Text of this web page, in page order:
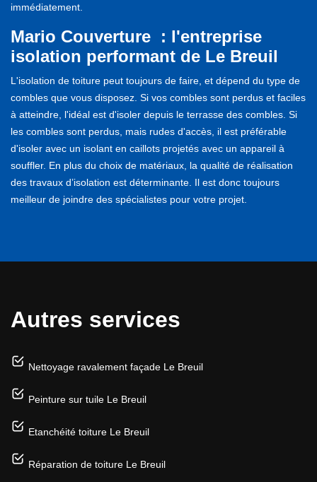
immédiatement.
Mario Couverture : l'entreprise
isolation performant de Le Breuil
L'isolation de toiture peut toujours de faire, et dépend du type de
combles que vous disposez. Si vos combles sont perdus et faciles
à atteindre, l'idéal est d'isoler depuis le terrasse des combles. Si
les combles sont perdus, mais rudes d'accès, il est préférable
d'isoler avec un isolant en caillots projetés avec un appareil à
souffler. En plus du choix de matériaux, la qualité de réalisation
des travaux d’isolation est déterminante. Il est donc toujours
meilleur de joindre des spécialistes pour votre projet.
Autres services
Nettoyage ravalement façade Le Breuil
Peinture sur tuile Le Breuil
Etanchéité toiture Le Breuil
Réparation de toiture Le Breuil